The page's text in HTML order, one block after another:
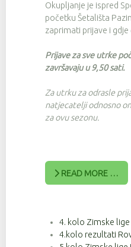
Okupljanje je ispred
početku Šetališta
zaprimati prijave i
Prijave za sve utrke
završavaju u 9,50 sati.
Za utrku za odrasle
natjecatelji odnosno
za ovu sezonu.
READ MORE …
4. kolo Zimske lige
4.kolo rezultati